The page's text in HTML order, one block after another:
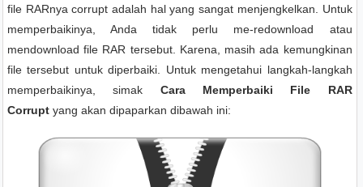
file RARnya corrupt adalah hal yang sangat menjengkelkan. Untuk
memperbaikinya, Anda tidak perlu me-redownload atau
mendownload file RAR tersebut. Karena, masih ada kemungkinan
file tersebut untuk diperbaiki. Untuk mengetahui langkah-langkah
memperbaikinya, simak Cara Memperbaiki File RAR
Corrupt yang akan dipaparkan dibawah ini: